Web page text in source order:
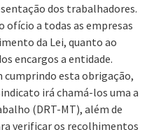
dos trabalhadores.
a todas as empresas
da Lei, quanto ao
encargos a entidade.
cumprindo esta obrigação,
irá chamá-los uma a
(DRT-MT), além de
verificar os recolhimentos